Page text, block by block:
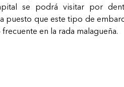
se podrá visitar por
puesto que este tipo de
en la rada malagueña.